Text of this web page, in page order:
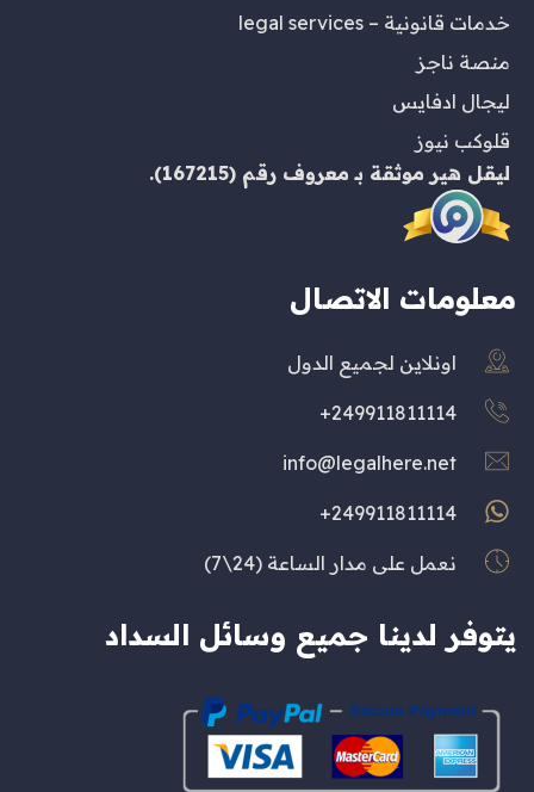
خدمات قانونية – legal services
منصة ناجز
ليجال ادفايس
قلوكب نيوز
ليقل هير موثقة بـ معروف رقم (167215).
معلومات الاتصال
اونلاين لجميع الدول
249911811114+
info@legalhere.net
249911811114+
نعمل على مدار الساعة (24\7)
يتوفر لدينا جميع وسائل السداد